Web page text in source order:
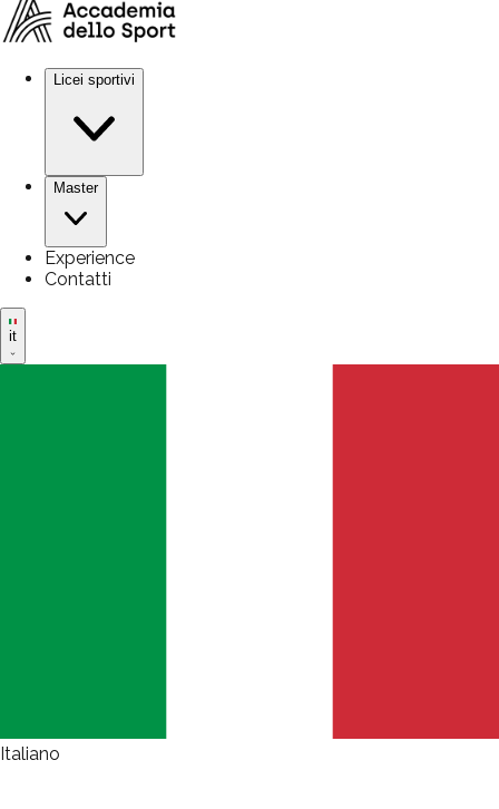
Licei sportivi
Master
Experience
Contatti
it
Italiano